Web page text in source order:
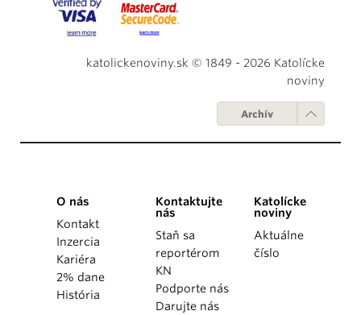
katolickenoviny.sk © 1849 - 2026 Katolícke
noviny
Archív
O nás
Kontakt
Inzercia
Kariéra
2% dane
História
Kontaktujte
nás
Staň sa
reportérom
KN
Podporte nás
Darujte nás
Katolícke
noviny
Aktuálne
číslo